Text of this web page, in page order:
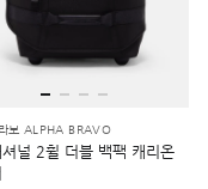
보 ALPHA BRAVO
셔널 2휠 더블 백팩 캐리온